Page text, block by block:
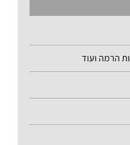
הרמה ועוד